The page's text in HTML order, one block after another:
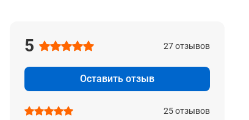
5 27 отзывов
Оставить отзыв
25 отзывов